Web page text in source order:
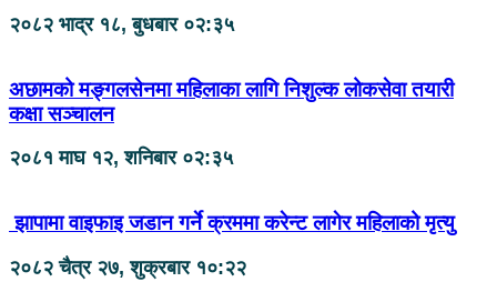
२०८२ भाद्र १८, बुधबार ०२:३५
अछामको मङ्गलसेनमा महिलाका लागि निशुल्क लोकसेवा तयारी
कक्षा सञ्चालन
२०८१ माघ १२, शनिबार ०२:३५
झापामा वाइफाइ जडान गर्ने क्रममा करेन्ट लागेर महिलाको मृत्यु
२०८२ चैत्र २७, शुक्रबार १०:२२